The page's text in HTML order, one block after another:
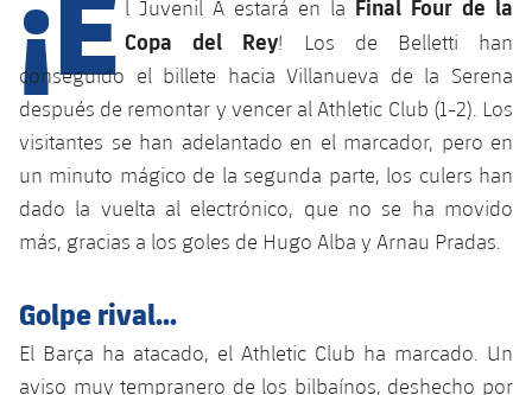
plusicon
más
Instalaciones
Spotify Camp Nou
Estadi Johan Cruyff
SUB13
SUB12
SUB11 A
SUB11 B
SUB10 B
SUB13 B
SUB12 C
SUB11 C
Entradas
Gameday Shows
Resultados
Clasificación
Jugadores
Fotos
Base
Barça Atlètic
Junior
Cadete A
Cadete B
Infantil A
Infantil B
Campus Verano
PLUSICON
MÁS
Primer Equipo
plusicon
más
Actualidad
Calendario
Entradas
Resultados
Barça Atlètic
plusicon
más
Calendario
Resultados
Actualidad
Juvenil
PLUSICON
MÁS
l Juvenil A estará en la Final Four de la
Copa del Rey! Los de Belletti han
conseguido el billete hacia Villanueva de la Serena
después de remontar y vencer al Athletic Club (1-2). Los
visitantes se han adelantado en el marcador, pero en
un minuto mágico de la segunda parte, los culers han
dado la vuelta al electrónico, que no se ha movido
más, gracias a los goles de Hugo Alba y Arnau Pradas.
Golpe rival...
El Barça ha atacado, el Athletic Club ha marcado. Un
aviso muy tempranero de los bilbaínos, deshecho por